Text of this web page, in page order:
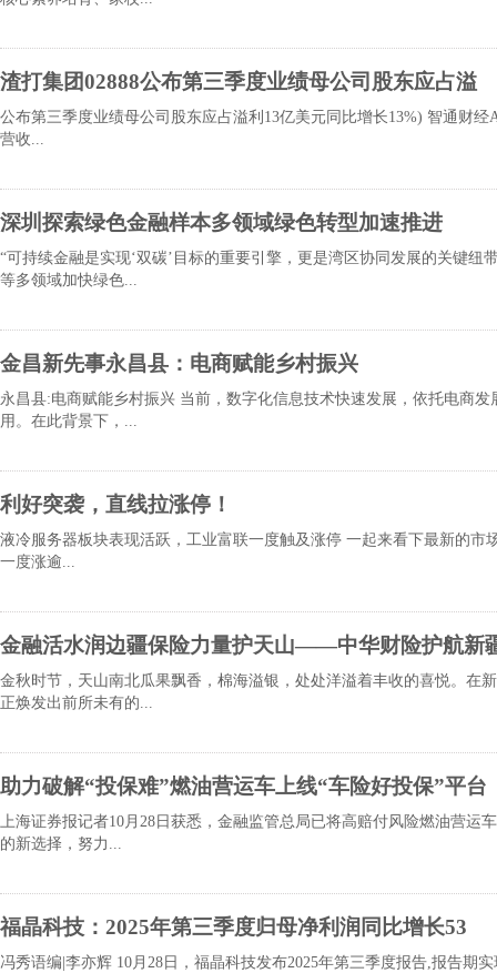
渣打集团02888公布第三季度业绩母公司股东应占溢
公布第三季度业绩母公司股东应占溢利13亿美元同比增长13%) 智通财
营收...
深圳探索绿色金融样本多领域绿色转型加速推进
“可持续金融是实现‘双碳’目标的重要引擎，更是湾区协同发展的关键
等多领域加快绿色...
金昌新先事永昌县：电商赋能乡村振兴
永昌县:电商赋能乡村振兴 当前，数字化信息技术快速发展，依托电商
用。在此背景下，...
利好突袭，直线拉涨停！
液冷服务器板块表现活跃，工业富联一度触及涨停 一起来看下最新的
一度涨逾...
金融活水润边疆保险力量护天山——中华财险护航新
金秋时节，天山南北瓜果飘香，棉海溢银，处处洋溢着丰收的喜悦。在
正焕发出前所未有的...
助力破解“投保难”燃油营运车上线“车险好投保”平台
上海证券报记者10月28日获悉，金融监管总局已将高赔付风险燃油营运
的新选择，努力...
福晶科技：2025年第三季度归母净利润同比增长53
冯秀语编|李亦辉 10月28日，福晶科技发布2025年第三季度报告,报告期